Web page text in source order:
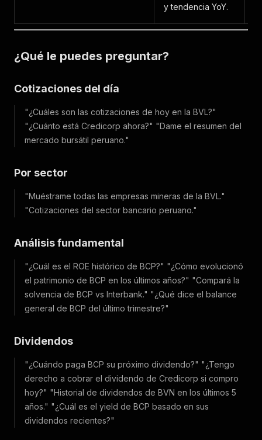
y tendencia YoY.
¿Qué le puedes preguntar?
Cotizaciones del día
"¿Cuáles son las cotizaciones de hoy en la BVL?"
"¿Cuánto está Credicorp ahora?" "Dame el resumen del
mercado bursátil peruano."
Por sector
"Muéstrame todas las empresas mineras de la BVL."
"Cotizaciones del sector bancario peruano."
Análisis fundamental
"¿Cuál es el ROE histórico de BCP?" "¿Cómo evolucionó
el patrimonio de BCP en los últimos años?" "Compará la
solvencia de BCP vs Interbank." "¿Qué dice el balance
general de BCP del último trimestre?"
Dividendos
"¿Cuándo paga BCP su próximo dividendo?" "¿Tengo
derecho a cobrar el dividendo de Credicorp si compro
hoy?" "Historial de dividendos de BVN en los últimos 5
años." "¿Cuál es el yield de BCP basado en sus
dividendos recientes?"